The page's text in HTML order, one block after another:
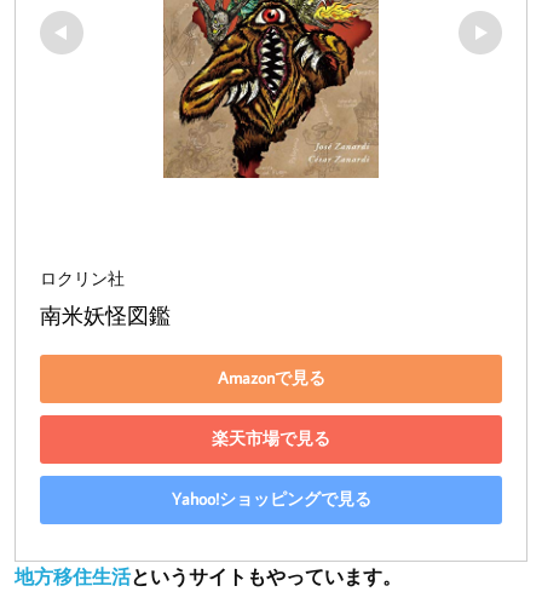
ロクリン社
南米妖怪図鑑
Amazonで見る
楽天市場で見る
Yahoo!ショッピングで見る
地方移住生活というサイトもやっています。